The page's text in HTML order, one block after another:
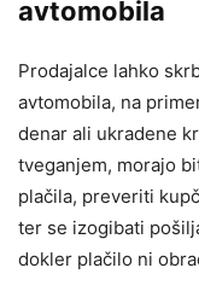
avtomobila
Prodajalce lahko
avtomobila, na
denar ali ukradene
tveganjem, morajo
plačila, preveriti
ter se izogibati
dokler plačilo ni